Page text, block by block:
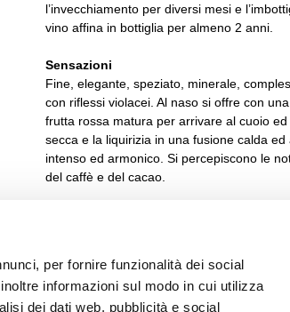
per fornire funzionalità dei social
informazioni sul modo in cui utilizza
dei dati web, pubblicità e social
l’invecchiamento per diversi mesi e
vino affina in bottiglia per almeno 2 anni.
Sensazioni
Fine, elegante, speziato, minerale,
con riflessi violacei. Al naso si offre con
frutta rossa matura per arrivare al cuoio
secca e la liquirizia in una fusione calda
intenso ed armonico. Si percepiscono le
del caffè e del cacao.
sono solo alcuni dei piatti che possono
Temperatura di degustazione: 16°C